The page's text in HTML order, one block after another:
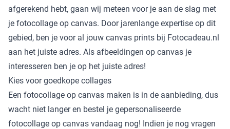
afgerekend hebt, gaan wij meteen voor je aan de slag met
je fotocollage op canvas. Door jarenlange expertise op dit
gebied, ben je voor al jouw canvas prints bij Fotocadeau.nl
aan het juiste adres. Als afbeeldingen op canvas je
interesseren ben je op het juiste adres!
Kies voor goedkope collages
Een fotocollage op canvas maken is in de aanbieding, dus
wacht niet langer en bestel je gepersonaliseerde
fotocollage op canvas vandaag nog! Indien je nog vragen